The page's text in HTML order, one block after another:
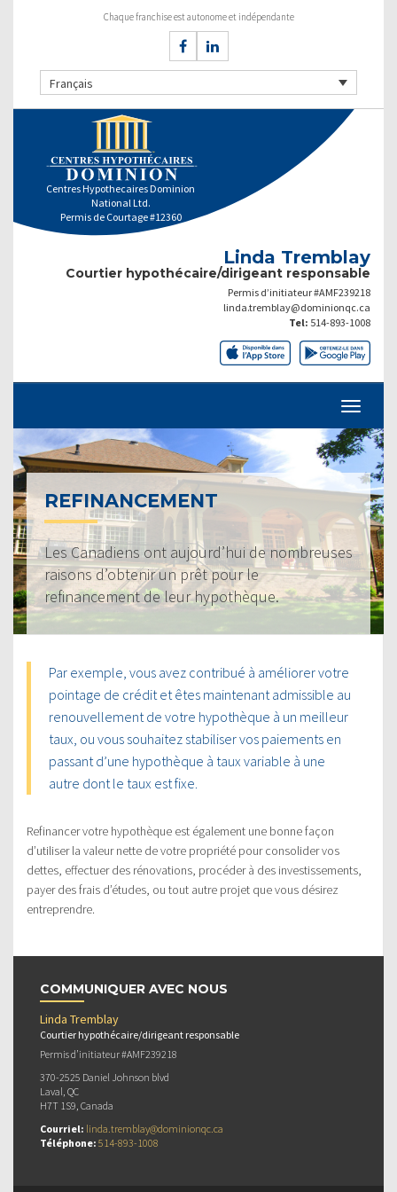
Chaque franchise est autonome et indépendante
Français
Centres Hypothecaires Dominion
National Ltd.
Permis de Courtage #12360
Linda Tremblay
Courtier hypothécaire/dirigeant responsable
Permis d’initiateur #AMF239218
linda.tremblay@dominionqc.ca
Tel: 514-893-1008
REFINANCEMENT
Les Canadiens ont aujourd’hui de nombreuses
raisons d’obtenir un prêt pour le
refinancement de leur hypothèque.
Par exemple, vous avez contribué à améliorer votre
pointage de crédit et êtes maintenant admissible au
renouvellement de votre hypothèque à un meilleur
taux, ou vous souhaitez stabiliser vos paiements en
passant d’une hypothèque à taux variable à une
autre dont le taux est fixe.
Refinancer votre hypothèque est également une bonne façon
d’utiliser la valeur nette de votre propriété pour consolider vos
dettes, effectuer des rénovations, procéder à des investissements,
payer des frais d’études, ou tout autre projet que vous désirez
entreprendre.
COMMUNIQUER AVEC NOUS
Linda Tremblay
Courtier hypothécaire/dirigeant responsable
Permis d’initiateur #AMF239218
370-2525 Daniel Johnson blvd
Laval, QC
H7T 1S9, Canada
Courriel: linda.tremblay@dominionqc.ca
Téléphone: 514-893-1008